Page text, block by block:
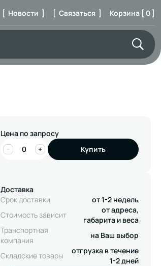
[ Новости ] [ Связаться ] Корзина [ 0 ]
Цена по запросу
−
+ Купить
Доставка
Срок доставки
от 1-2 недель
Стоимость зависит
от адреса,
габарита и веса
Транспортная
компания
на Ваш выбор
Складские товары
отгрузка в течение
1-2 дней